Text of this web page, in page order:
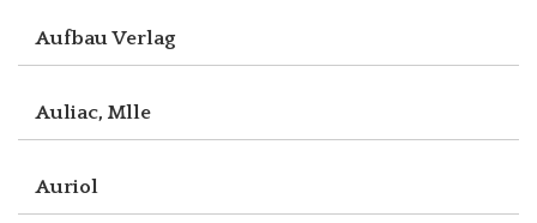
Aufbau Verlag
Auliac, Mlle
Auriol